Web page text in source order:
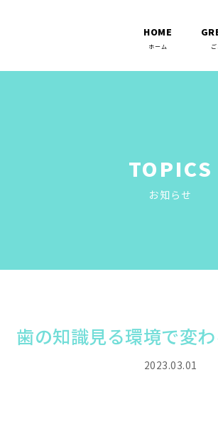
HOME
TOPICS
お知らせ
歯の知識見る環境で変
2023.03.01